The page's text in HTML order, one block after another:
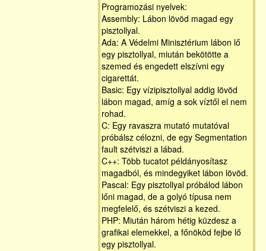
Programozási nyelvek:
Assembly: Lábon lövöd magad egy
pisztollyal.
Ada: A Védelmi Minisztérium lábon lő
egy pisztollyal, miután bekötötte a
szemed és engedett elszívni egy
cigarettát.
Basic: Egy vízipisztollyal addig lövöd
lábon magad, amíg a sok víztől el nem
rohad.
C: Egy ravaszra mutató mutatóval
próbálsz célozni, de egy Segmentation
fault szétviszi a lábad.
C++: Több tucatot példányosítasz
magadból, és mindegyiket lábon lövöd.
Pascal: Egy pisztollyal próbálod lábon
lőni magad, de a golyó típusa nem
megfelelő, és szétviszi a kezed.
PHP: Miután három hétig küzdesz a
grafikai elemekkel, a főnököd fejbe lő
egy pisztollyal.